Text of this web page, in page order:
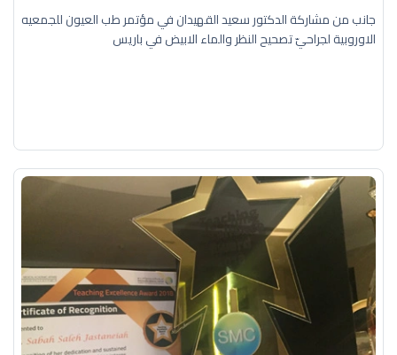
جانب من مشاركة الدكتور سعيد القهيدان في مؤتمر طب العيون للجمعيه
الاوروبية لجراحيّ تصحيح النظر والماء الابيض في باريس